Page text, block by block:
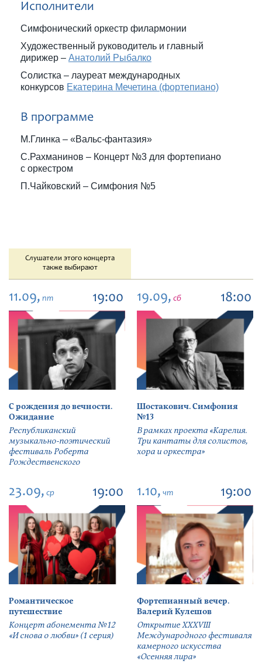
Исполнители
Симфонический оркестр филармонии
Художественный руководитель и главный
дирижер – Анатолий Рыбалко
Солистка – лауреат международных
конкурсов Екатерина Мечетина (фортепиано)
В программе
М.Глинка – «Вальс-фантазия»
С.Рахманинов – Концерт №3 для фортепиано
с оркестром
П.Чайковский – Симфония №5
Слушатели этого концерта
также выбирают
11.09, пт 19:00
С рождения до вечности.
Ожидание
Республиканский
музыкально-поэтический
фестиваль Роберта
Рождественского
19.09, сб 18:00
Шостакович. Симфония
№13
В рамках проекта «Карелия.
Три кантаты для солистов,
хора и оркестра»
23.09, ср 19:00
Романтическое
путешествие
Концерт абонемента №12
«И снова о любви» (1 серия)
1.10, чт 19:00
Фортепианный вечер.
Валерий Кулешов
Открытие ХХХVIII
Международного фестиваля
камерного искусства
«Осенняя лира»